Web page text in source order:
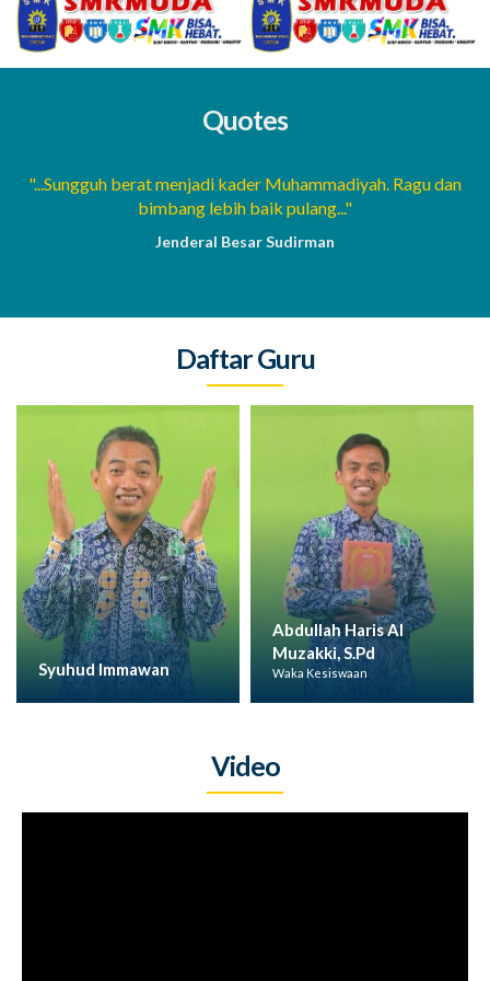
Quotes
"...Sungguh berat menjadi kader Muhammadiyah. Ragu dan
bimbang lebih baik pulang..."
Jenderal Besar Sudirman
Daftar Guru
Immawan
Abdullah Haris Al
Muzakki, S.Pd
Waka Kesiswaan
Video